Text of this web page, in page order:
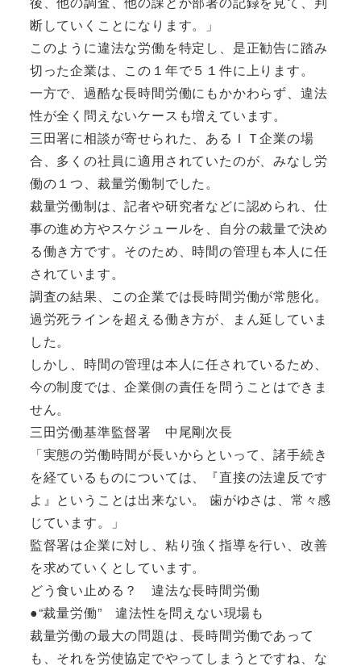
断していくことになります。」
このように違法な労働を特定し、是正勧告に踏み
切った企業は、この１年で５１件に上ります。
一方で、過酷な長時間労働にもかかわらず、違法
性が全く問えないケースも増えています。
三田署に相談が寄せられた、あるＩＴ企業の場
合、多くの社員に適用されていたのが、みなし労
働の１つ、裁量労働制でした。
裁量労働制は、記者や研究者などに認められ、仕
事の進め方やスケジュールを、自分の裁量で決め
る働き方です。そのため、時間の管理も本人に任
されています。
調査の結果、この企業では長時間労働が常態化。
過労死ラインを超える働き方が、まん延していま
した。
しかし、時間の管理は本人に任されているため、
今の制度では、企業側の責任を問うことはできま
せん。
三田労働基準監督署 中尾剛次長
「実態の労働時間が長いからといって、諸手続き
を経ているものについては、『直接の法違反です
よ』ということは出来ない。 歯がゆさは、常々感
じています。」
監督署は企業に対し、粘り強く指導を行い、改善
を求めていくとしています。
どう食い止める？ 違法な長時間労働
●“裁量労働” 違法性を問えない現場も
裁量労働の最大の問題は、長時間労働であって
も、それを労使協定でやってしまうとですね、な